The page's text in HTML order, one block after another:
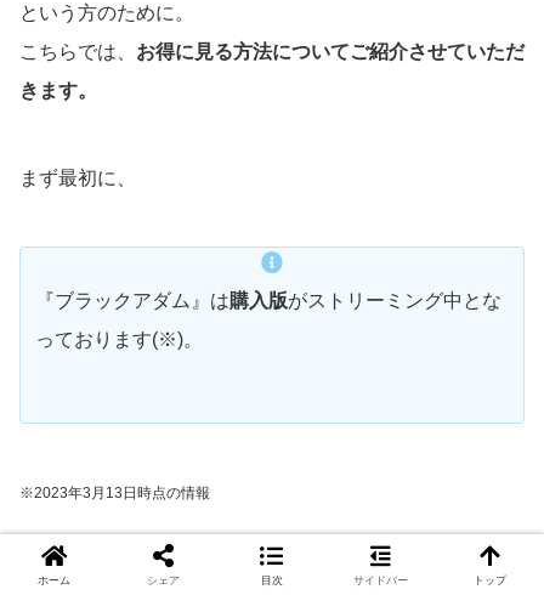
という方のために。
こちらでは、 お得に見る方法についてご紹介させていただ
きます。
まず最初に、
『ブラックアダム』は購入版がストリーミング中とな
っております(※)。
※2023年3月13日時点の情報
それ以外の予習作品についてはお得に見る方法がありま
ホーム シェア 目次 サイドバー トップ